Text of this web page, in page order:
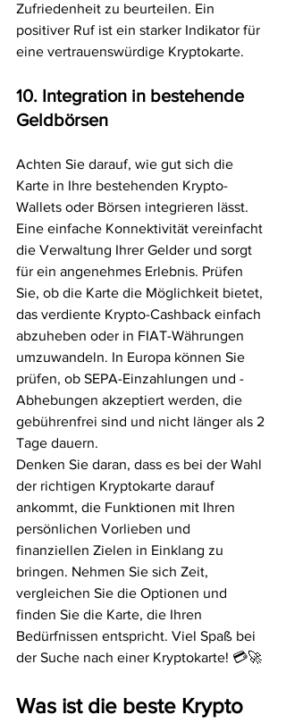
Zufriedenheit zu beurteilen. Ein
positiver Ruf ist ein starker Indikator für
eine vertrauenswürdige Kryptokarte.
10. Integration in bestehende
Geldbörsen
Achten Sie darauf, wie gut sich die
Karte in Ihre bestehenden Krypto-
Wallets oder Börsen integrieren lässt.
Eine einfache Konnektivität vereinfacht
die Verwaltung Ihrer Gelder und sorgt
für ein angenehmes Erlebnis. Prüfen
Sie, ob die Karte die Möglichkeit bietet,
das verdiente Krypto-Cashback einfach
abzuheben oder in FIAT-Währungen
umzuwandeln. In Europa können Sie
prüfen, ob SEPA-Einzahlungen und -
Abhebungen akzeptiert werden, die
gebührenfrei sind und nicht länger als 2
Tage dauern.
Denken Sie daran, dass es bei der Wahl
der richtigen Kryptokarte darauf
ankommt, die Funktionen mit Ihren
persönlichen Vorlieben und
finanziellen Zielen in Einklang zu
bringen. Nehmen Sie sich Zeit,
vergleichen Sie die Optionen und
finden Sie die Karte, die Ihren
Bedürfnissen entspricht. Viel Spaß bei
der Suche nach einer Kryptokarte! 💳🚀
Was ist die beste Krypto